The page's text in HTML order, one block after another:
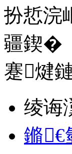
蹇煡
绫诲
鏅